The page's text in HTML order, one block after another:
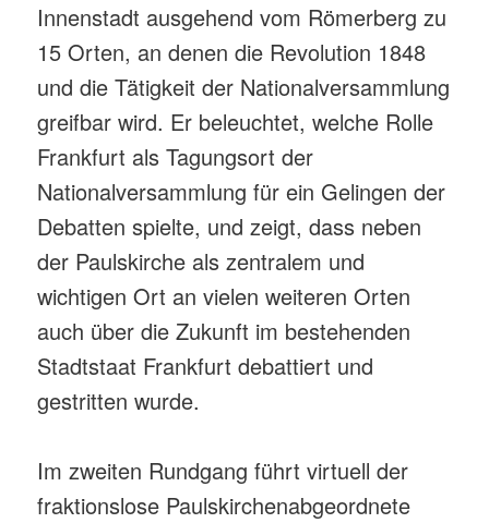
Innenstadt ausgehend vom Römerberg zu
15 Orten, an denen die Revolution 1848
und die Tätigkeit der Nationalversammlung
greifbar wird. Er beleuchtet, welche Rolle
Frankfurt als Tagungsort der
Nationalversammlung für ein Gelingen der
Debatten spielte, und zeigt, dass neben
der Paulskirche als zentralem und
wichtigen Ort an vielen weiteren Orten
auch über die Zukunft im bestehenden
Stadtstaat Frankfurt debattiert und
gestritten wurde.
Im zweiten Rundgang führt virtuell der
fraktionslose Paulskirchenabgeordnete